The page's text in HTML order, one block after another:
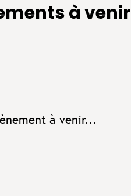
à venir
à venir...